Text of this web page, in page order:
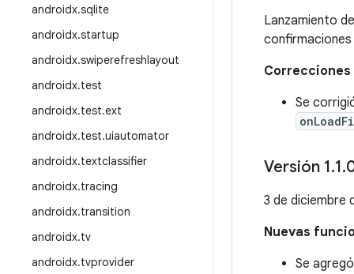
androidx.sqlite
androidx.startup
androidx.swiperefreshlayout
androidx.test
androidx.test.ext
androidx.test.uiautomator
androidx.textclassifier
androidx.tracing
androidx.transition
androidx.tv
androidx.tvprovider
Lanzamiento
Se
Versión 1.1.
3 de diciembre
Nuevas
Se